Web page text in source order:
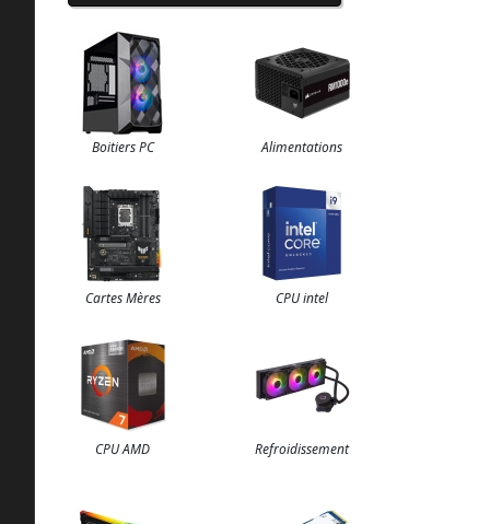
Boitiers PC Alimentations
Cartes Mères CPU intel
CPU AMD Refroidissement